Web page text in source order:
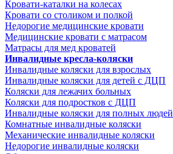
Кровати-каталки на колесах
Кровати со столиком и полкой
Недорогие медицинские кровати
Медицинские кровати с матрасом
Матрасы для мед кроватей
Инвалидные кресла-коляски
Инвалидные коляски для взрослых
Инвалидные коляски для детей с ДЦП
Коляски для лежачих больных
Коляски для подростков с ДЦП
Инвалидные коляски для полных людей
Комнатные инвалидные коляски
Механические инвалидные коляски
Недорогие инвалидные коляски